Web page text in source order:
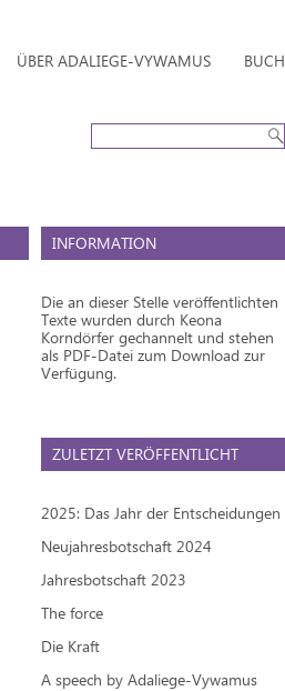
ÜBER ADALIEGE-VYWAMUS BUCH
INFORMATION
Die an dieser Stelle veröffentlichten
Texte wurden durch Keona
Korndörfer gechannelt und stehen
als PDF-Datei zum Download zur
Verfügung.
ZULETZT VERÖFFENTLICHT
2025: Das Jahr der Entscheidungen
Neujahresbotschaft 2024
Jahresbotschaft 2023
The force
Die Kraft
A speech by Adaliege-Vywamus